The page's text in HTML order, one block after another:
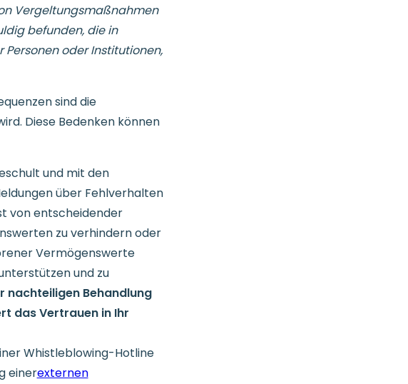
Vergeltungsmaßnahmen
befunden, die in
oder Institutionen,
sind die
Diese Bedenken können
und mit den
über Fehlverhalten
von entscheidender
zu verhindern oder
Vermögenswerte
und zu
nachteiligen Behandlung
das Vertrauen in Ihr
Whistleblowing-Hotline
einerexternen